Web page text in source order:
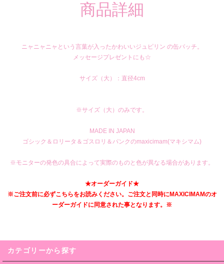
商品詳細
ニャニャニャという言葉が入ったかわいいジュピリン の缶バッチ。
メッセージプレゼントにも☆
サイズ（大）：直径4cm
※サイズ（大）のみです。
MADE IN JAPAN
ゴシック＆ロリータ＆ゴスロリ＆パンクのmaxicimam(マキシマム)
※モニターの発色の具合によって実際のものと色が異なる場合があります。
★オーダーガイド★
※ご注文前に必ずこちらをお読みください。ご注文と同時にMAXICIMAMのオ
ーダーガイドに同意された事となります。※
カテゴリーから探す